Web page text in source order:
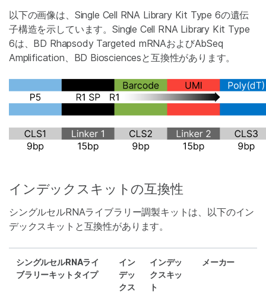
以下の画像は、Single Cell RNA Library Kit Type 6の遺伝
子構造を示しています。Single Cell RNA Library Kit Type
6は、BD Rhapsody Targeted mRNAおよびAbSeq
Amplification、BD Biosciencesと互換性があります。
インデックスキットの互換性
シングルセルRNAライブラリー調製キットは、以下のイン
デックスキットと互換性があります。
シングルセルRNAライ
ブラリーキットタイプ
イン
デッ
クス
インデッ
クスキッ
ト
メーカー